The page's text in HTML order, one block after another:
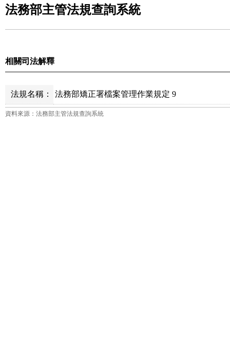
法務部主管法規查詢系統
相關司法解釋
法規名稱： 法務部矯正署檔案管理作業規定 9
資料來源：法務部主管法規查詢系統